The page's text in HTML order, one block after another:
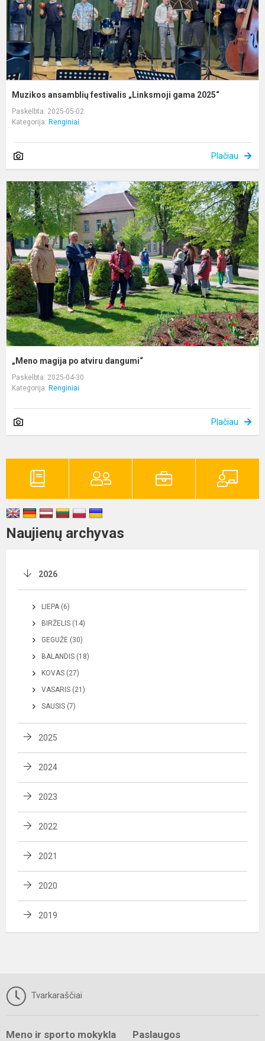
Muzikos ansamblių festivalis „Linksmoji gama 2025“
Paskelbta: 2025-05-02
Kategorija: Renginiai
Plačiau
„Meno magija po atviru dangumi“
Paskelbta: 2025-04-30
Kategorija: Renginiai
Plačiau
Naujienų archyvas
2026
LIEPA (6)
BIRŽELIS (14)
GEGUŽĖ (30)
BALANDIS (18)
KOVAS (27)
VASARIS (21)
SAUSIS (7)
2025
2024
2023
2022
2021
2020
2019
Tvarkaraščiai
Meno ir sporto mokykla Paslaugos